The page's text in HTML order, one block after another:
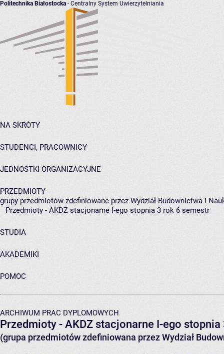
Politechnika Białostocka - Centralny System Uwierzytelniania
NA SKRÓTY
STUDENCI, PRACOWNICY
JEDNOSTKI ORGANIZACYJNE
PRZEDMIOTY
grupy przedmiotów zdefiniowane przez Wydział Budownictwa i
Przedmioty - AKDZ stacjonarne I-ego stopnia 3 rok 6 semestr
STUDIA
AKADEMIKI
POMOC
ARCHIWUM PRAC DYPLOMOWYCH
Przedmioty - AKDZ stacjonarne I-ego
(grupa przedmiotów zdefiniowana przez Wydział